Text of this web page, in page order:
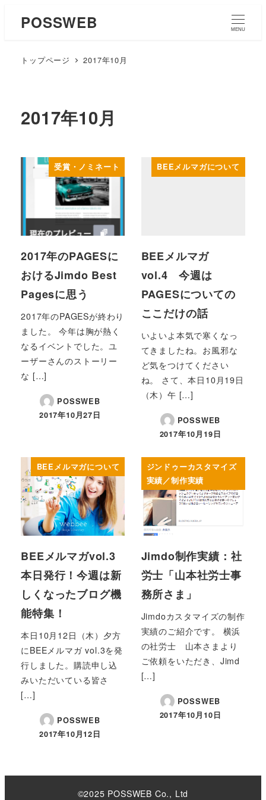
POSSWEB MENU
トップページ 2017年10月
2017年10月
受賞・ノミネート
2017年のPAGESに
おけるJimdo Best
Pagesに思う
2017年のPAGESが終わり
ました。 今年は胸が熱く
なるイベントでした。ユ
ーザーさんのストーリー
な […]
POSSWEB
2017年10月27日
BEEメルマガについて
BEEメルマガ
vol.4 今週は
PAGESについての
ここだけの話
いよいよ本気で寒くなっ
てきましたね。お風邪な
ど気をつけてください
ね。 さて、本日10月19日
（木）午 […]
POSSWEB
2017年10月19日
BEEメルマガについて
BEEメルマガvol.3
本日発行！今週は新
しくなったブログ機
能特集！
本日10月12日（木）夕方
にBEEメルマガ vol.3を発
行しました。購読申し込
みいただいている皆さ
[…]
POSSWEB
2017年10月12日
ジンドゥーカスタマイズ
実績／制作実績
Jimdo制作実績：社
労士「山本社労士事
務所さま」
Jimdoカスタマイズの制作
実績のご紹介です。 横浜
の社労士 山本さまより
ご依頼をいただき、Jimd
[…]
POSSWEB
2017年10月10日
©2025 POSSWEB Co., Ltd